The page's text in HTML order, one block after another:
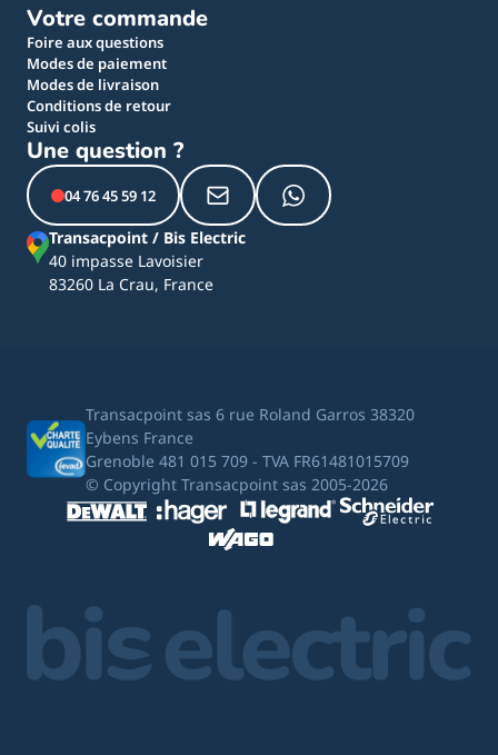
Votre commande
Foire aux questions
Modes de paiement
Modes de livraison
Conditions de retour
Suivi colis
Une question ?
04 76 45 59 12
Transacpoint / Bis Electric
40 impasse Lavoisier
83260 La Crau, France
Transacpoint sas 6 rue Roland Garros 38320
Eybens France
Grenoble 481 015 709 - TVA FR61481015709
© Copyright Transacpoint sas 2005-2026